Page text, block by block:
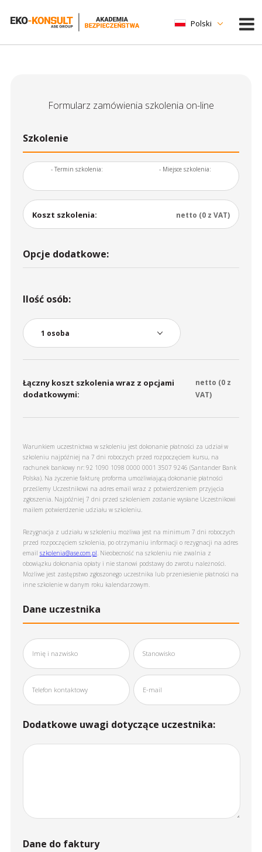
Polski
Formularz zamówienia szkolenia on-line
Szkolenie
- Termin szkolenia: - Miejsce szkolenia:
Koszt szkolenia: netto (0 z VAT)
Opcje dodatkowe:
Ilość osób:
Łączny koszt szkolenia wraz z opcjami
dodatkowymi:
netto (0z
VAT)
Warunkiem uczestnictwa w szkoleniu jest dokonanie płatności za udział w
szkoleniu najpóźniej na 7 dni roboczych przed rozpoczęciem kursu, na
rachunek bankowy nr: 92 1090 1098 0000 0001 3507 9246 (Santander Bank
Polska). Na życzenie fakturę proforma umożliwiającą dokonanie płatności
prześlemy Uczestnikowi na adres email wraz z potwierdzeniem przyjęcia
zgłoszenia. Najpóźniej 7 dni przed szkoleniem zostanie wysłane Uczestnikowi
mailem potwierdzenie udziału w szkoleniu.
Rezygnacja z udziału w szkoleniu możliwa jest na minimum 7 dni roboczych
przed rozpoczęciem szkolenia, po otrzymaniu informacji o rezygnacji na adres
email szkolenia@ase.com.pl. Nieobecność na szkoleniu nie zwalnia z
obowiązku dokonania opłaty i nie stanowi podstawy do zwrotu należności.
Możliwe jest zastępstwo zgłoszonego uczestnika lub przeniesienie płatności na
inne szkolenie w danym roku kalendarzowym.
Dane uczestnika
Dodatkowe uwagi dotyczące uczestnika:
Dane do faktury